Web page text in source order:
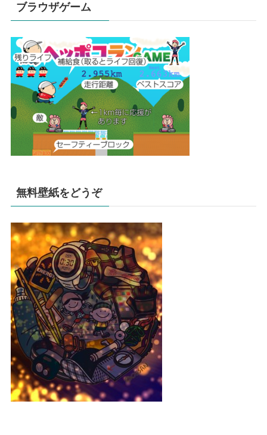
ブラウザゲーム
無料壁紙をどうぞ